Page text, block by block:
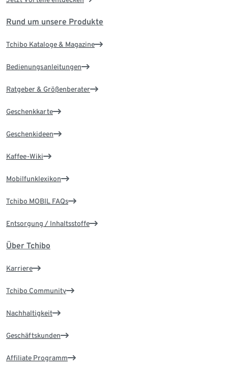
Rund um unsere Produkte
Tchibo Kataloge & Magazine
Bedienungsanleitungen
Ratgeber & Größenberater
Geschenkkarte
Geschenkideen
Kaffee-Wiki
Mobilfunklexikon
Tchibo MOBIL FAQs
Entsorgung / Inhaltsstoffe
Über Tchibo
Karriere
Tchibo Community
Nachhaltigkeit
Geschäftskunden
Affiliate Programm